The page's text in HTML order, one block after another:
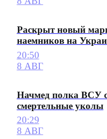
Раскрыт новый
наемников на
20:50
8 АВГ
Начмед полка ВСУ
смертельные уколы
20:29
8 АВГ